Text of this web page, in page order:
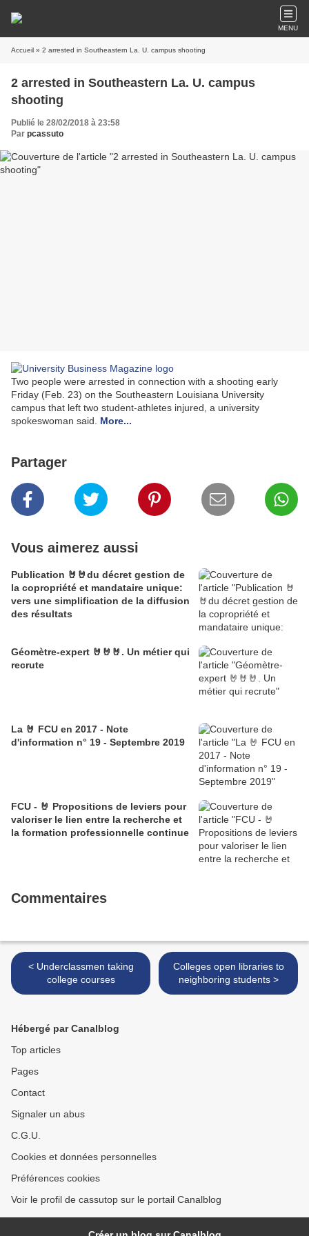
MENU
Accueil » 2 arrested in Southeastern La. U. campus shooting
2 arrested in Southeastern La. U. campus
shooting
Publié le 28/02/2018 à 23:58
Par pcassuto
Two people were arrested in connection with a shooting early
Friday (Feb. 23) on the Southeastern Louisiana University
campus that left two student-athletes injured, a university
spokeswoman said. More...
Partager
Vous aimerez aussi
Publication 🤘🤘du décret gestion de
la copropriété et mandataire unique:
vers une simplification de la diffusion
des résultats
Géomètre-expert 🤘🤘🤘. Un métier qui
recrute
La 🤘 FCU en 2017 - Note
d'information n° 19 - Septembre 2019
FCU - 🤘 Propositions de leviers pour
valoriser le lien entre la recherche et
la formation professionnelle continue
Commentaires
< Underclassmen taking
college courses
Colleges open libraries to
neighboring students >
Hébergé par Canalblog
Top articles
Pages
Contact
Signaler un abus
C.G.U.
Cookies et données personnelles
Préférences cookies
Voir le profil de cassutop sur le portail Canalblog